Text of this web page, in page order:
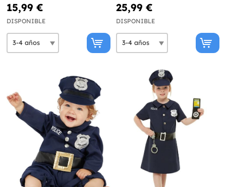
15,99 €
DISPONIBLE
25,99 €
DISPONIBLE